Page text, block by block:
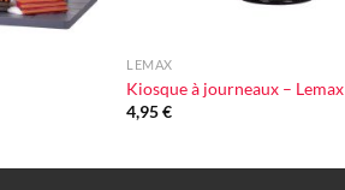
LEMAX
Kiosque à journeaux – Lemax
4,95€